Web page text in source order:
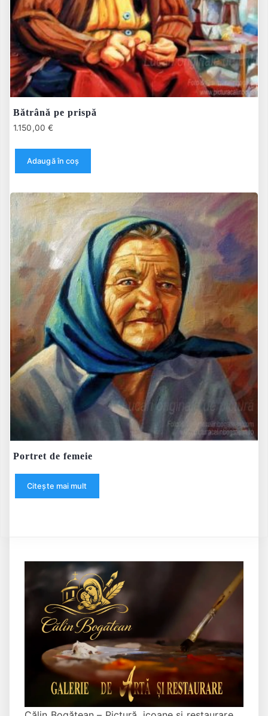
Bătrână pe prispă
1.150,00 €
Adaugă în coș
Portret de femeie
Citește mai mult